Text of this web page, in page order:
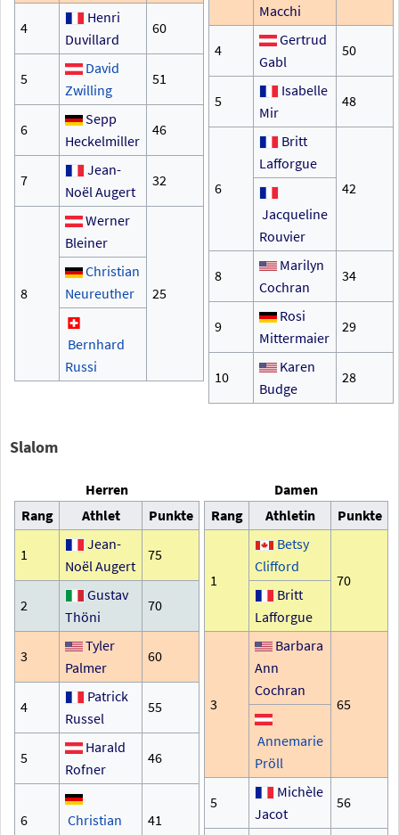
4
Henri
Duvillard
60
5
David
Zwilling
51
6
Sepp
Heckelmiller
46
7
Jean-
Noël Augert
32
8
Werner
Bleiner
25
Christian
Neureuther
Bernhard
Russi
Macchi
4
Gertrud
Gabl
50
5
Isabelle
Mir
48
6
Britt
Lafforgue
42
Jacqueline
Rouvier
8
Marilyn
Cochran
34
9
Rosi
Mittermaier
29
10
Karen
Budge
28
Slalom
Herren
Rang
Athlet Punkte
1
Jean-
Noël Augert
75
2
Gustav
Thöni
70
3
Tyler
Palmer
60
4
Patrick
Russel
55
5
Harald
Rofner
46
6
Christian
41
Damen
Rang
Athletin Punkte
1
Betsy
Clifford
70
Britt
Lafforgue
3
Barbara
Ann
Cochran
65
Annemarie
Pröll
5
Michèle
Jacot
56